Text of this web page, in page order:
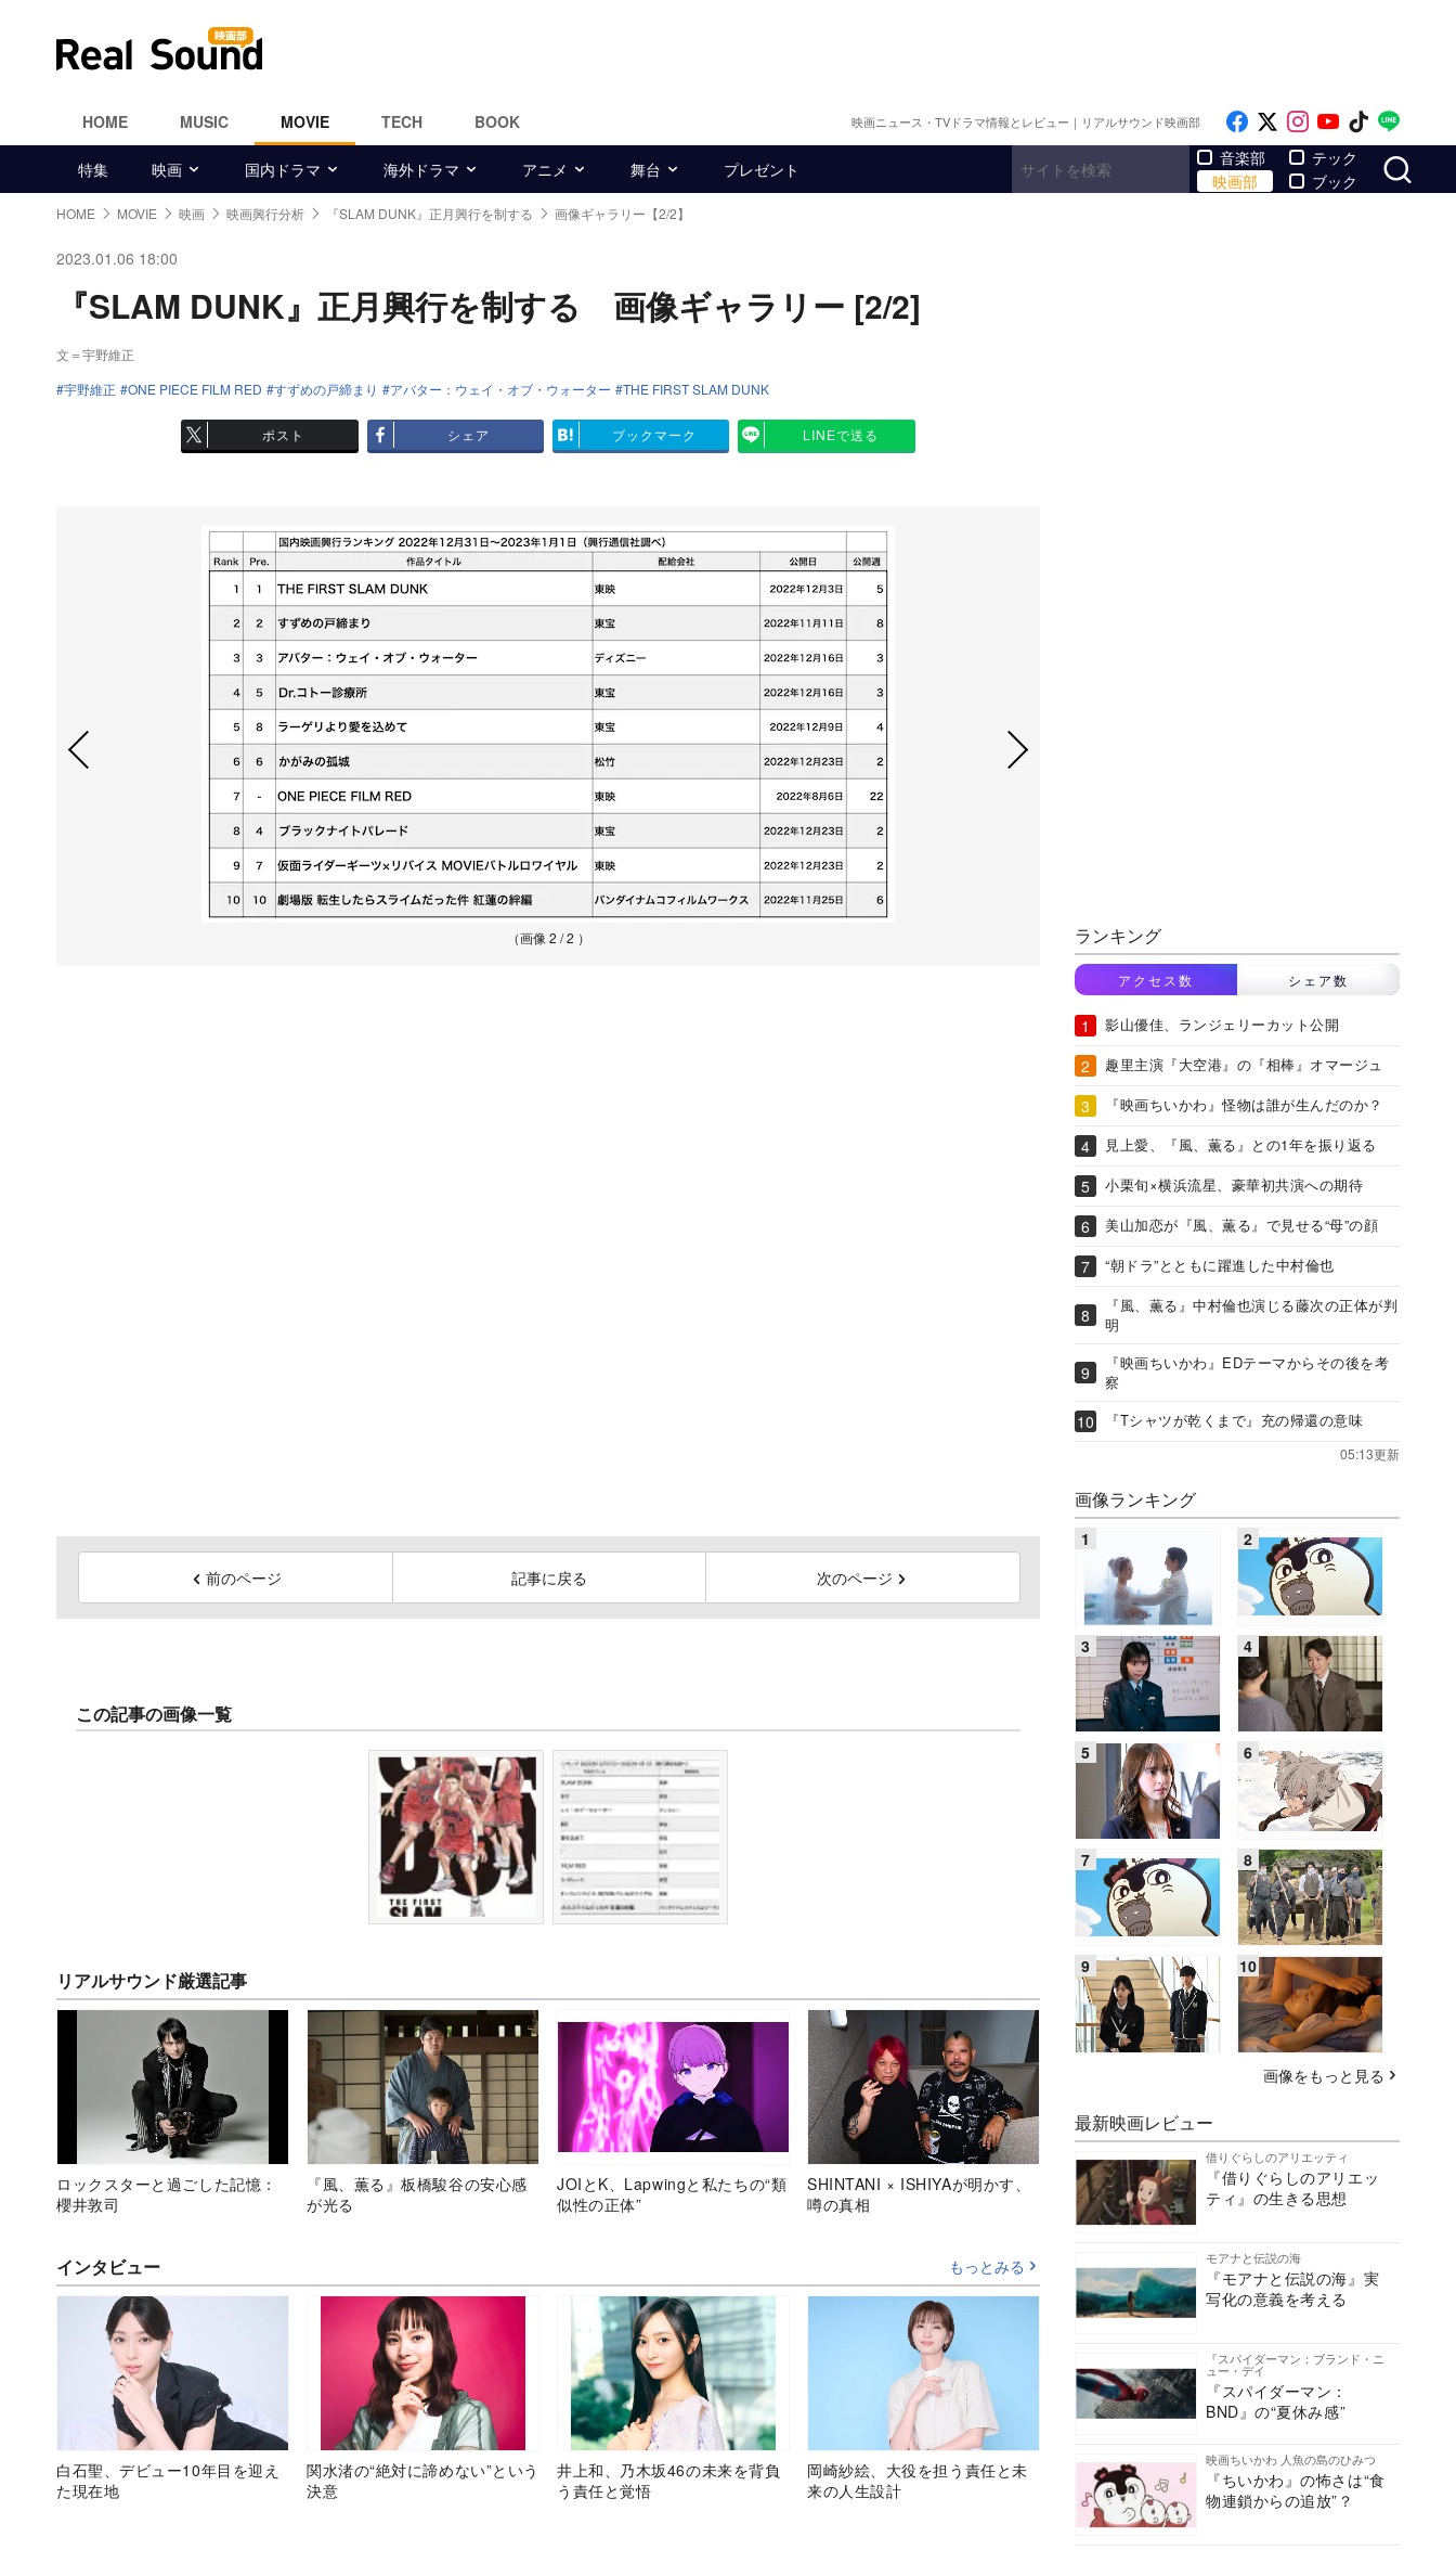
HOME MUSIC MOVIE TECH BOOK 映画ニュース・TVドラマ情報とレビュー｜リアルサウンド映画部 Like on Facebook
Follow on x
Follow on
Follow on
Follow
特集 映画 国内ドラマ 海外ドラマ アニメ 舞台 プレゼント
音楽部
映画部
テック
ブック
HOME MOVIE 映画 映画興行分析 『SLAM DUNK』正月興行を制する 画像ギャラリー【2/2】
2023.01.06 18:00
『SLAM DUNK』正月興行を制する 画像ギャラリー [2/2]
文＝宇野維正
宇野維正
ONE PIECE FILM RED すずめの戸締まり アバター：ウェイ・オブ・ウォーター THE FIRST SLAM DUNK
ポスト シェア ブックマーク LINEで送る
（画像 2 / 2 ）
前のページ 記事に戻る 次のページ
この記事の画像一覧
リアルサウンド厳選記事
ロックスターと過ごした記憶：
櫻井敦司
『風、薫る』板橋駿谷の安心感
が光る
JOIとK、Lapwingと私たちの“類
似性の正体”
SHINTANI × ISHIYAが明かす、
噂の真相
インタビュー もっとみる
白石聖、デビュー10年目を迎え
た現在地
関水渚の“絶対に諦めない”という
決意
井上和、乃木坂46の未来を背負
う責任と覚悟
岡崎紗絵、大役を担う責任と未
来の人生設計
ランキング
アクセス数 シェア数
影山優佳、ランジェリーカット公開
趣里主演『大空港』の『相棒』オマージュ
『映画ちいかわ』怪物は誰が生んだのか？
見上愛、『風、薫る』との1年を振り返る
小栗旬×横浜流星、豪華初共演への期待
美山加恋が『風、薫る』で見せる“母”の顔
“朝ドラ”とともに躍進した中村倫也
『風、薫る』中村倫也演じる藤次の正体が判
明
『映画ちいかわ』EDテーマからその後を考
察
『Tシャツが乾くまで』充の帰還の意味
05:13更新
画像ランキング
画像をもっと見る
最新映画レビュー
借りぐらしのアリエッティ
『借りぐらしのアリエッ
ティ』の生きる思想
モアナと伝説の海
『モアナと伝説の海』実
写化の意義を考える
『スパイダーマン：ブランド・ニ
ュー・デイ
『スパイダーマン：
BND』の“夏休み感”
映画ちいかわ 人魚の島のひみつ
『ちいかわ』の怖さは“食
物連鎖からの追放”？